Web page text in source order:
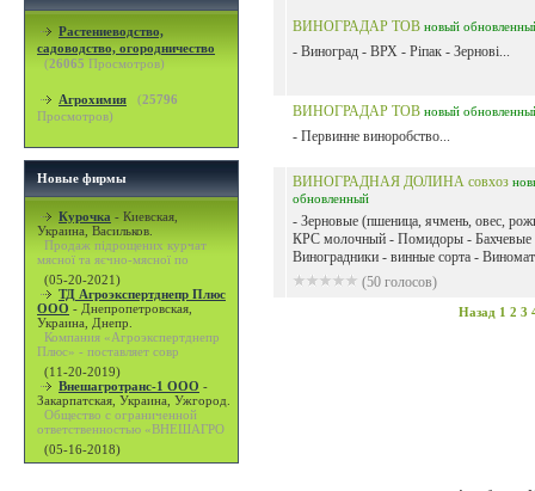
Растениеводство,
садоводство, огородничество
(26065 Просмотров)
Агрохимия (25796
Просмотров)
Новые фирмы
Курочка - Киевская,
Украина, Васильков.
Продаж підрощених курчат
мясної та яєчно-мясної по
(05-20-2021)
ТД Агроэкспертднепр Плюс
ООО - Днепропетровская,
Украина, Днепр.
Компания «Агроэкспертднепр
Плюс» - поставляет совр
(11-20-2019)
Внешагротранс-1 ООО -
Закарпатская, Украина, Ужгород.
Общество с ограниченной
ответственностью «ВНЕШАГРО
(05-16-2018)
ВИНОГРАДАР ТОВ новый
- Виноград - ВРХ - Ріпак - Зернові...
ВИНОГРАДАР ТОВ новый
- Первинне виноробство...
ВИНОГРАДНАЯ ДОЛИНА совхоз
обновленный
- Зерновые (пшеница, ячмень, овес,
КРС молочный - Помидоры - Бахчевые
Виноградники - винные сорта -
(50 голосов)
Назад 1 2 3